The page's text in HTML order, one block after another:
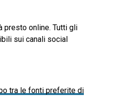
presto online. Tutti gli
sui canali social
tra le fonti preferite di